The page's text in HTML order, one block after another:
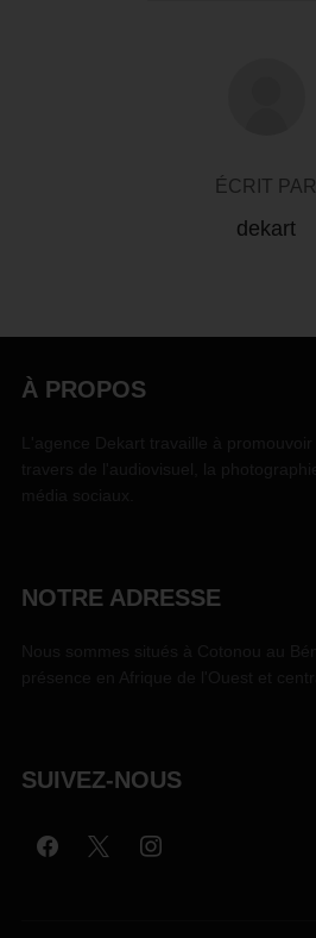
ÉCRIT PAR
dekart
À PROPOS
NOTRE ADRESSE
SUIVEZ-NOUS